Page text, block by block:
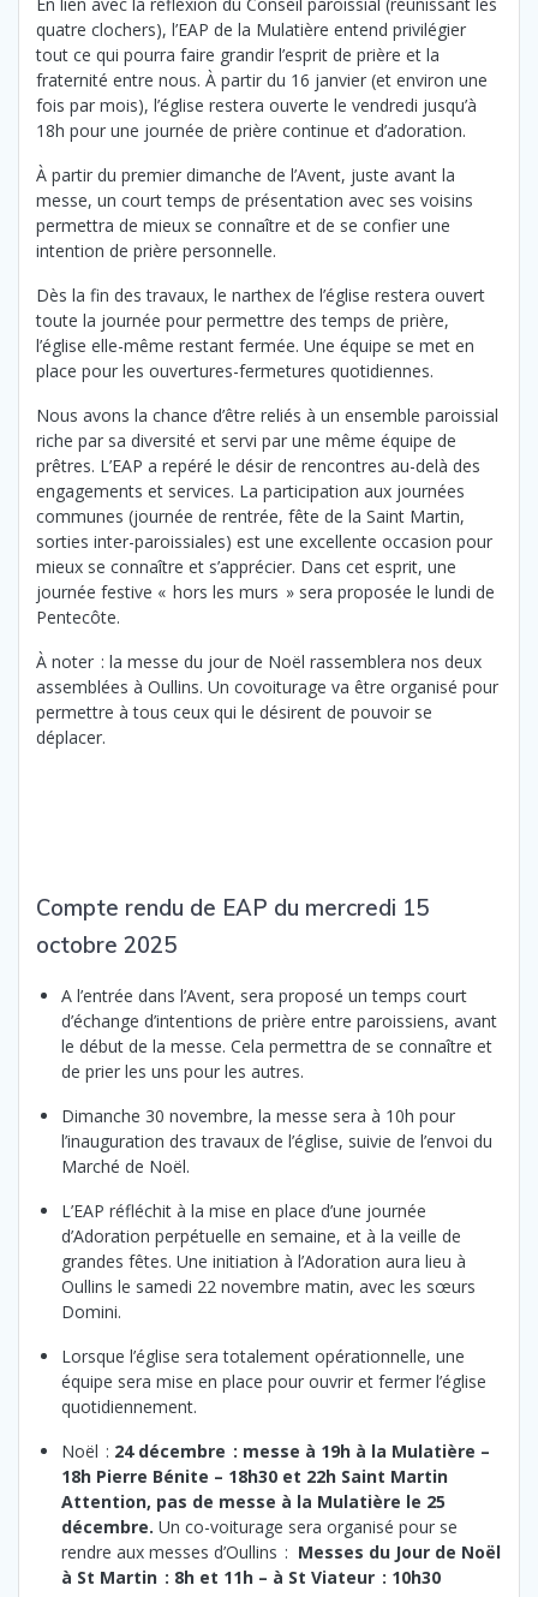
quatre clochers), l’EAP de la Mulatière entend privilégier
tout ce qui pourra faire grandir l’esprit de prière et la
fraternité entre nous. À partir du 16 janvier (et environ une
fois par mois), l’église restera ouverte le vendredi jusqu’à
18h pour une journée de prière continue et d’adoration.
À partir du premier dimanche de l’Avent, juste avant la
messe, un court temps de présentation avec ses voisins
permettra de mieux se connaître et de se confier une
intention de prière personnelle.
Dès la fin des travaux, le narthex de l’église restera ouvert
toute la journée pour permettre des temps de prière,
l’église elle-même restant fermée. Une équipe se met en
place pour les ouvertures-fermetures quotidiennes.
Nous avons la chance d’être reliés à un ensemble paroissial
riche par sa diversité et servi par une même équipe de
prêtres. L’EAP a repéré le désir de rencontres au-delà des
engagements et services. La participation aux journées
communes (journée de rentrée, fête de la Saint Martin,
sorties inter-paroissiales) est une excellente occasion pour
mieux se connaître et s’apprécier. Dans cet esprit, une
journée festive « hors les murs » sera proposée le lundi de
Pentecôte.
À noter : la messe du jour de Noël rassemblera nos deux
assemblées à Oullins. Un covoiturage va être organisé pour
permettre à tous ceux qui le désirent de pouvoir se
déplacer.
Compte rendu de EAP du mercredi 15
octobre 2025
A l’entrée dans l’Avent, sera proposé un temps court
d’échange d’intentions de prière entre paroissiens, avant
le début de la messe. Cela permettra de se connaître et
de prier les uns pour les autres.
Dimanche 30 novembre, la messe sera à 10h pour
l’inauguration des travaux de l’église, suivie de l’envoi du
Marché de Noël.
L’EAP réfléchit à la mise en place d’une journée
d’Adoration perpétuelle en semaine, et à la veille de
grandes fêtes. Une initiation à l’Adoration aura lieu à
Oullins le samedi 22 novembre matin, avec les sœurs
Domini.
Lorsque l’église sera totalement opérationnelle, une
équipe sera mise en place pour ouvrir et fermer l’église
quotidiennement.
Noël : 24 décembre : messe à 19h à la Mulatière –
18h Pierre Bénite – 18h30 et 22h Saint Martin
Attention, pas de messe à la Mulatière le 25
décembre. Un co-voiturage sera organisé pour se
rendre aux messes d’Oullins : Messes du Jour de Noël
à St Martin : 8h et 11h – à St Viateur : 10h30